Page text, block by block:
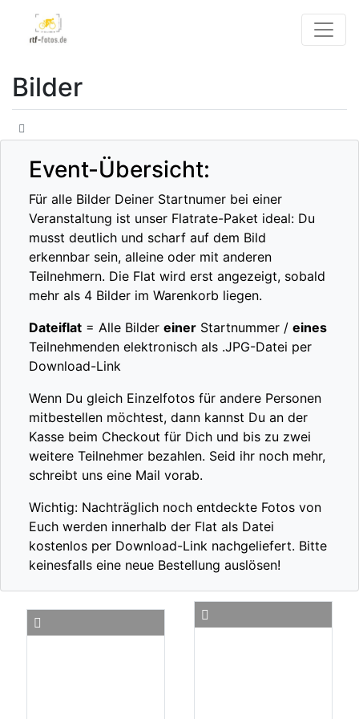
Bilder
Event-Übersicht:
Für alle Bilder Deiner Startnumer bei einer
Veranstaltung ist unser Flatrate-Paket ideal: Du
musst deutlich und scharf auf dem Bild
erkennbar sein, alleine oder mit anderen
Teilnehmern. Die Flat wird erst angezeigt, sobald
mehr als 4 Bilder im Warenkorb liegen.
Dateiflat = Alle Bilder einer Startnummer / eines
Teilnehmenden elektronisch als .JPG-Datei per
Download-Link
Wenn Du gleich Einzelfotos für andere Personen
mitbestellen möchtest, dann kannst Du an der
Kasse beim Checkout für Dich und bis zu zwei
weitere Teilnehmer bezahlen. Seid ihr noch mehr,
schreibt uns eine Mail vorab.
Wichtig: Nachträglich noch entdeckte Fotos von
Euch werden innerhalb der Flat als Datei
kostenlos per Download-Link nachgeliefert. Bitte
keinesfalls eine neue Bestellung auslösen!